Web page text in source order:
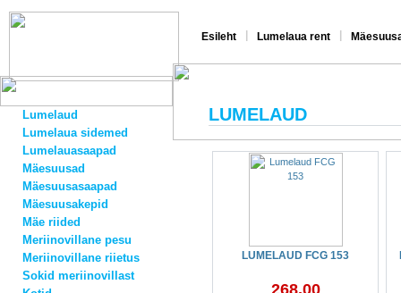
Esileht Lumelaua rent
Lumelaud
Lumelaua sidemed
Lumelauasaapad
Mäesuusad
Mäesuusasaapad
Mäesuusakepid
Mäe riided
Meriinovillane pesu
Meriinovillane riietus
Sokid meriinovillast
LUMELAUD
LUMELAUD FCG 153
268.00